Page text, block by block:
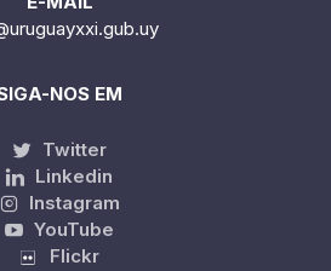
NOS EM
Twitter
Linkedin
Instagram
YouTube
Flickr